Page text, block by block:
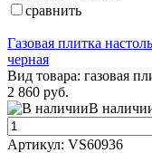
сравнить
Газовая плитка
черная
Вид товара: газовая
2 860 руб.
В
Артикул: VS60936